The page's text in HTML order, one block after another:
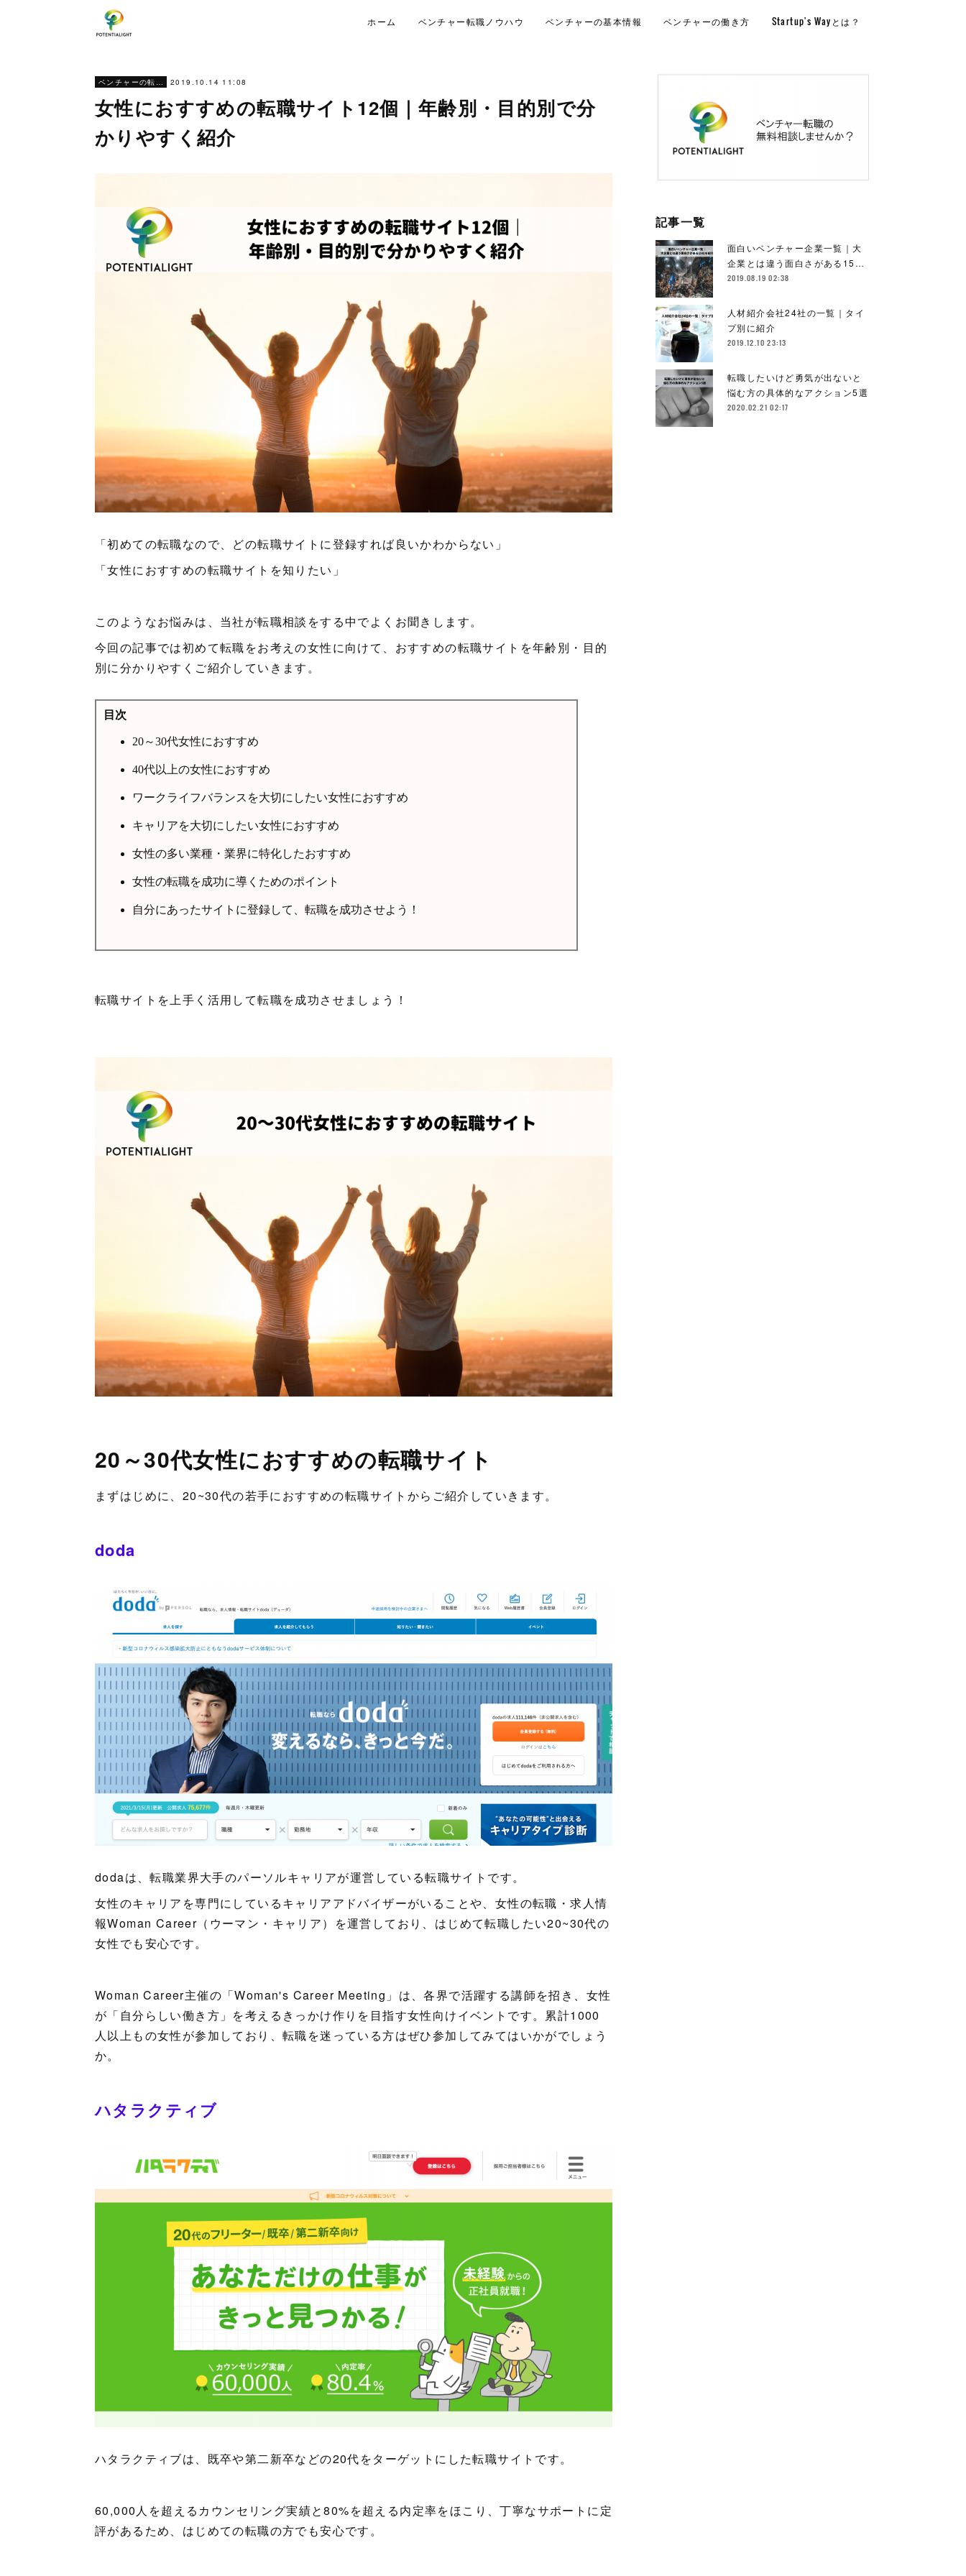
ホーム ベンチャー転職ノウハウ ベンチャーの基本情報 ベンチャーの働き方 Startup's Wayとは？
ベンチャーの転職ノウハウ 2019.10.14 11:08
女性におすすめの転職サイト12個｜年齢別・目的別で分
かりやすく紹介
「初めての転職なので、どの転職サイトに登録すれば良いかわからない」
「女性におすすめの転職サイトを知りたい」
このようなお悩みは、当社が転職相談をする中でよくお聞きします。
今回の記事では初めて転職をお考えの女性に向けて、おすすめの転職サイトを年齢別・目的
別に分かりやすくご紹介していきます。
転職サイトを上手く活用して転職を成功させましょう！
20～30代女性におすすめの転職サイト
まずはじめに、20~30代の若手におすすめの転職サイトからご紹介していきます。
doda
dodaは、転職業界大手のパーソルキャリアが運営している転職サイトです。
女性のキャリアを専門にしているキャリアアドバイザーがいることや、女性の転職・求人情
報Woman Career（ウーマン・キャリア）を運営しており、はじめて転職したい20~30代の
女性でも安心です。
Woman Career主催の「Woman's Career Meeting」は、各界で活躍する講師を招き、女性
が「自分らしい働き方」を考えるきっかけ作りを目指す女性向けイベントです。累計1000
人以上もの女性が参加しており、転職を迷っている方はぜひ参加してみてはいかがでしょう
か。
ハタラクティブ
ハタラクティブは、既卒や第二新卒などの20代をターゲットにした転職サイトです。
60,000人を超えるカウンセリング実績と80%を超える内定率をほこり、丁寧なサポートに定
評があるため、はじめての転職の方でも安心です。
記事一覧
面白いベンチャー企業一覧｜大
企業とは違う面白さがある15…
2019.08.19 02:38
人材紹介会社24社の一覧｜タイ
プ別に紹介
2019.12.10 23:13
転職したいけど勇気が出ないと
悩む方の具体的なアクション5選
2020.02.21 02:17